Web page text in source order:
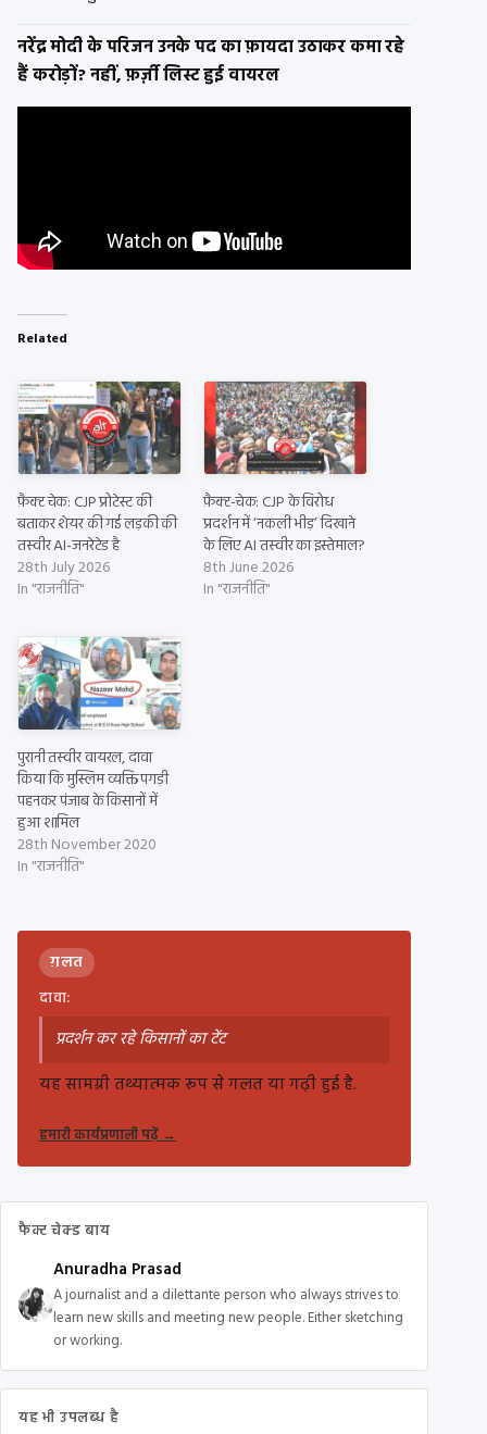
नरेंद्र मोदी के परिजन उनके पद का फ़ायदा उठाकर कमा रहे
हैं करोड़ों? नहीं, फ़र्ज़ी लिस्ट हुई वायरल
Related
फ़ैक्ट चेक: CJP प्रोटेस्ट की
बताकर शेयर की गई लड़की की
तस्वीर AI-जनरेटेड है
28th July 2026
In "राजनीति"
फ़ैक्ट-चेक: CJP के विरोध
प्रदर्शन में ‘नकली भीड़’ दिखाने
के लिए AI तस्वीर का इस्तेमाल?
8th June 2026
In "राजनीति"
पुरानी तस्वीर वायरल, दावा
किया कि मुस्लिम व्यक्ति पगड़ी
पहनकर पंजाब के किसानों में
हुआ शामिल
28th November 2020
In "राजनीति"
ग़लत
दावा:
प्रदर्शन कर रहे किसानों का टेंट
यह सामग्री तथ्यात्मक रूप से गलत या गढ़ी हुई है.
हमारी कार्यप्रणाली पढ़ें→
फैक्ट चेक्ड बाय
Anuradha Prasad
A journalist and a dilettante person who always strives to
learn new skills and meeting new people. Either sketching
or working.
यह भी उपलब्ध है